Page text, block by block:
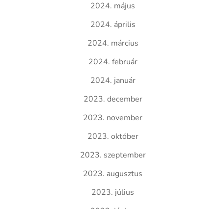
2024. május
2024. április
2024. március
2024. február
2024. január
2023. december
2023. november
2023. október
2023. szeptember
2023. augusztus
2023. július